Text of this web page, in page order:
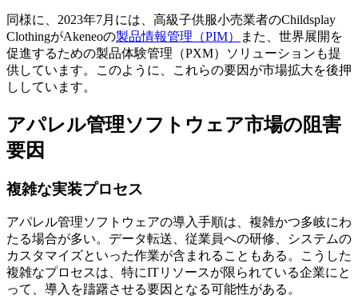
同様に、2023年7月には、高級子供服小売業者のChildsplay
ClothingがAkeneoの製品情報管理（PIM）
また、世界展開を
促進するための製品体験管理（PXM）ソリューションも提
供しています。このように、これらの要因が市場拡大を後押
ししています。
アパレル管理ソフトウェア市場の阻害
要因
複雑な実装プロセス
アパレル管理ソフトウェアの導入手順は、複雑かつ多岐にわ
たる場合が多い。データ転送、従業員への研修、システムの
カスタマイズといった作業が含まれることもある。こうした
複雑なプロセスは、特にITリソースが限られている企業にと
って、導入を躊躇させる要因となる可能性がある。